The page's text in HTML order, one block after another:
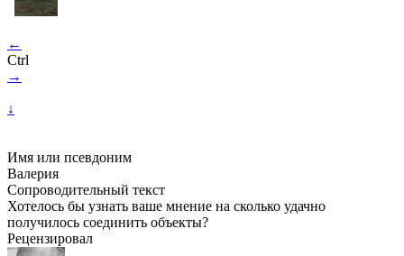
←
Ctrl
→
↓
Имя или псевдоним
Валерия
Сопроводительный текст
Хотелось бы узнать ваше мнение на сколько удачно
получилось соединить объекты?
Рецензировал